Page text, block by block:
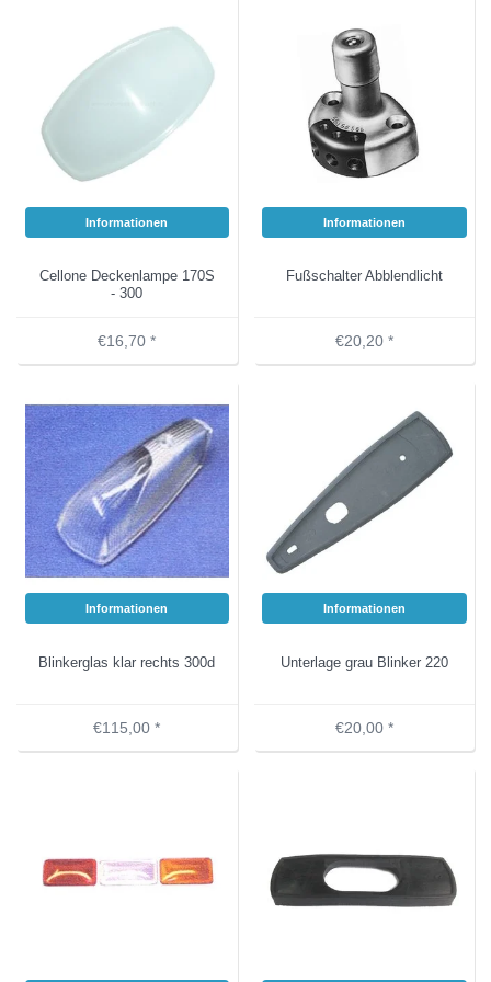
Informationen
Cellone Deckenlampe 170S
- 300
€16,70 *
Informationen
Fußschalter Abblendlicht
€20,20 *
Informationen
Blinkerglas klar rechts 300d
€115,00 *
Informationen
Unterlage grau Blinker 220
€20,00 *